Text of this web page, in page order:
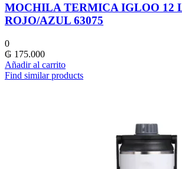
MOCHILA TERMICA IGLOO 12
ROJO/AZUL 63075
0
₲ 175.000
Añadir al carrito
Find similar products